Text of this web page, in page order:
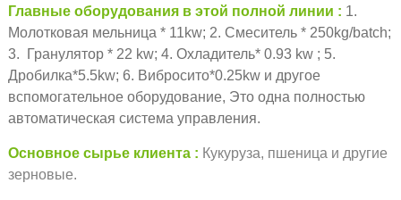
Главные оборудования в этой полной линии
1.
Молотковая мельница * 11kw; 2. Смеситель * 250kg/batch;
3. Гранулятор * 22 kw; 4. Охладитель* 0.93 kw ; 5.
Дробилка*5.5kw; 6. Вибросито*0.25kw и другое
вспомогательное оборудование, Это одна полностью
автоматическая система управления.
Основное сырье клиента
Кукуруза, пшеница и другие
зерновые.